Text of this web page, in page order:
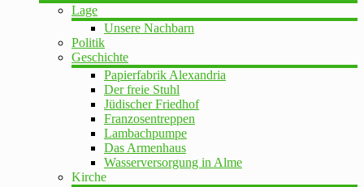
Lage
Unsere Nachbarn
Politik
Geschichte
Papierfabrik Alexandria
Der freie Stuhl
Jüdischer Friedhof
Franzosentreppen
Lambachpumpe
Das Armenhaus
Wasserversorgung in Alme
Kirche